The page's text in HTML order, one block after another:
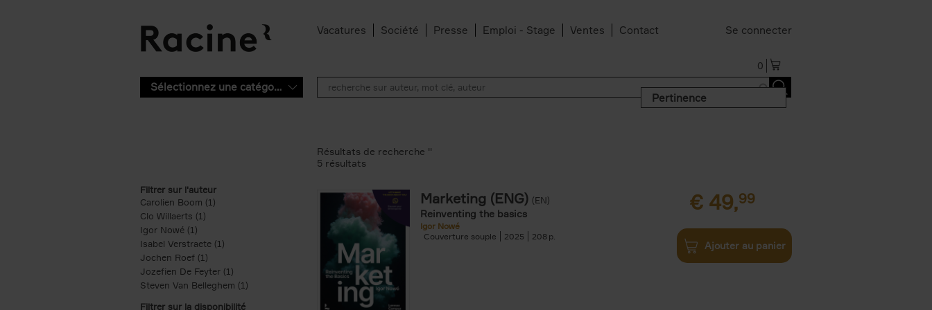
Vacatures Société Presse Emploi - Stage Ventes Contact Se connecter
0
Sélectionnez une catégorie
Pertinence
Filtrer sur l'auteur
Carolien Boom (1)
Clo Willaerts (1)
Igor Nowé (1)
Isabel Verstraete (1) Apply Isabel Verstraete filter
Jochen Roef (1)
Jozefien De Feyter (1) Apply Jozefien De Feyter filter
Steven Van Belleghem (1) Apply Steven Van Belleghem filter
Filtrer sur la disponibilité
Résultats de recherche ''
5 résultats
Marketing (ENG) (EN)
Reinventing the basics
Igor Nowé
Couverture souple
2025 208
€ 49,99
Ajouter au panier